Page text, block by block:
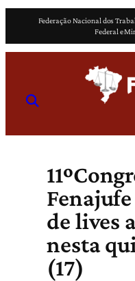
o
Federação Nacional dos
Federal e
de lives
nesta
(17)